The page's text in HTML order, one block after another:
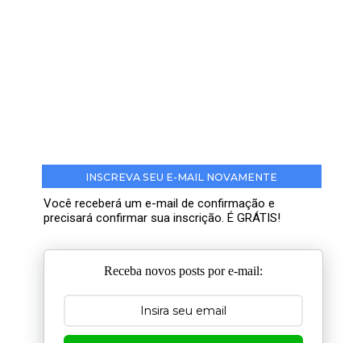
INSCREVA SEU E-MAIL NOVAMENTE
Você receberá um e-mail de confirmação e
precisará confirmar sua inscrição. É GRÁTIS!
Receba novos posts por e-mail: